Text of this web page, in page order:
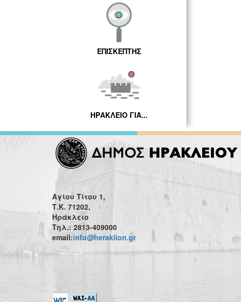
ΕΠΙΣΚΕΠΤΗΣ
ΗΡΑΚΛΕΙΟ ΓΙΑ...
Αγίου Τίτου 1,
Τ.Κ. 71202,
Ηράκλειο
Τηλ.: 2813-409000
email:info@heraklion.gr